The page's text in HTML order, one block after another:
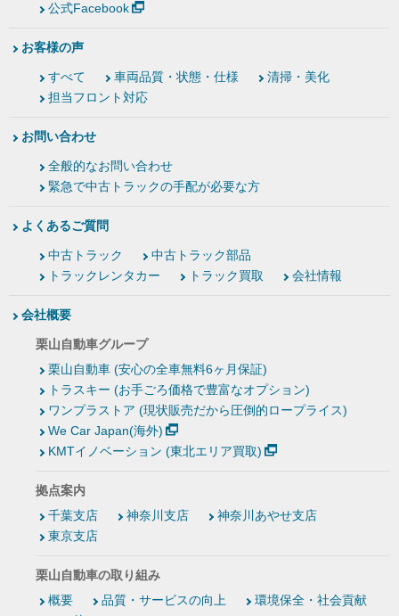
公式Facebook
お客様の声
すべて 車両品質・状態・仕様
清掃・美化
担当フロント対応
お問い合わせ
全般的なお問い合わせ
緊急で中古トラックの手配が必要な方
よくあるご質問
中古トラック
中古トラック部品
トラックレンタカー
トラック買取 会社情報
会社概要
栗山自動車グループ
栗山自動車 (安心の全車無料6ヶ月保証)
トラスキー (お手ごろ価格で豊富なオプション)
ワンプラストア (現状販売だから圧倒的ロープライス)
We Car Japan(海外)
KMTイノベーション (東北エリア買取)
拠点案内
千葉支店
神奈川支店
神奈川あやせ支店
東京支店
栗山自動車の取り組み
概要
品質・サービスの向上
環境保全・社会貢献